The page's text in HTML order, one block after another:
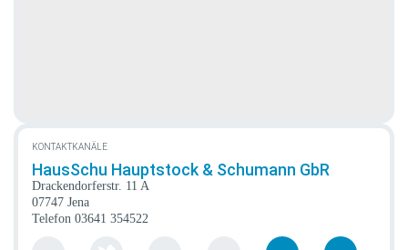
KONTAKTKANÄLE
HausSchu Hauptstock & Schumann GbR
Drackendorferstr. 11 A
07747 Jena
Telefon 03641 354522